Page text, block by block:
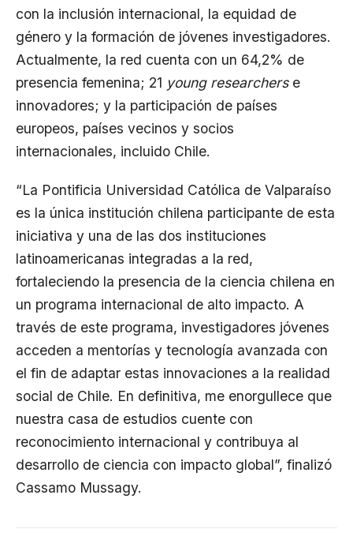
con la inclusión internacional, la equidad de
género y la formación de jóvenes investigadores.
Actualmente, la red cuenta con un 64,2% de
presencia femenina; 21 young researcherse
innovadores; y la participación de países
europeos, países vecinos y socios
internacionales, incluido Chile.
“La Pontificia Universidad Católica de Valparaíso
es la única institución chilena participante de esta
iniciativa y una de las dos instituciones
latinoamericanas integradas a la red,
fortaleciendo la presencia de la ciencia chilena en
un programa internacional de alto impacto. A
través de este programa, investigadores jóvenes
acceden a mentorías y tecnología avanzada con
el fin de adaptar estas innovaciones a la realidad
social de Chile. En definitiva, me enorgullece que
nuestra casa de estudios cuente con
reconocimiento internacional y contribuya al
desarrollo de ciencia con impacto global”, finalizó
Cassamo Mussagy.